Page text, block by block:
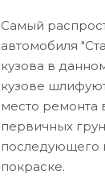
Самый
автомобиля
кузова в
кузове
место ремонта
первичных
последующего
покраске.